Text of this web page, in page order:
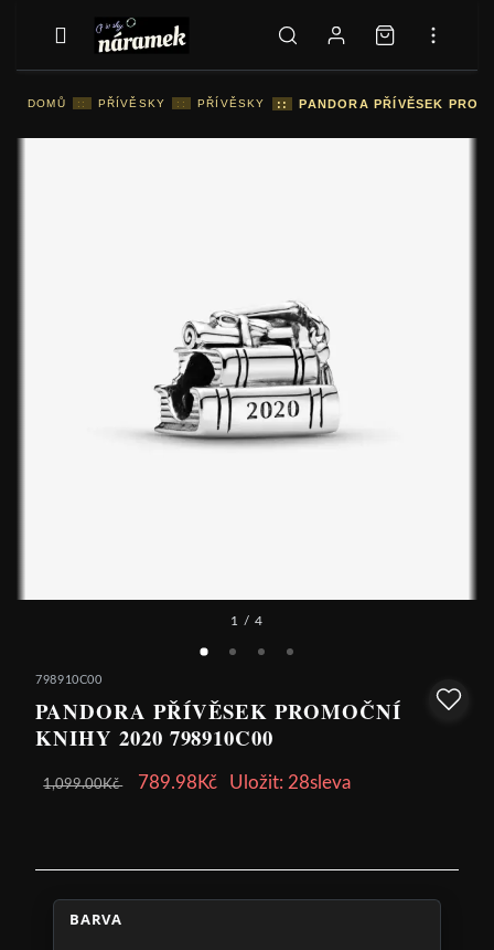
DOMŮ :: PŘÍVĚSKY :: PŘÍVĚSKY :: PANDORA PŘÍVĚSEK
1 / 4
798910C00
PANDORA PŘÍVĚSEK PROMOČNÍ
KNIHY 2020 798910C00
1,099.00Kč 789.98Kč Uložit: 28sleva
BARVA